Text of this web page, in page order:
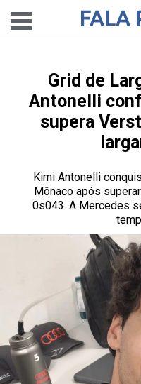
FALA
Grid de
Antonelli
supera
Kimi Antonelli
Mônaco após
0s043. A Mercedes